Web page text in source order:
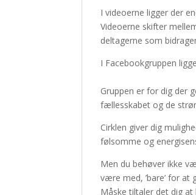
I videoerne ligger der
Videoerne skifter
deltagerne som
I Facebookgruppen
Gruppen er for dig der
fællesskabet og de
Cirklen giver dig
følsomme og
Men du behøver ikke
være med, ’bare’ for at
Måske tiltaler det dig at